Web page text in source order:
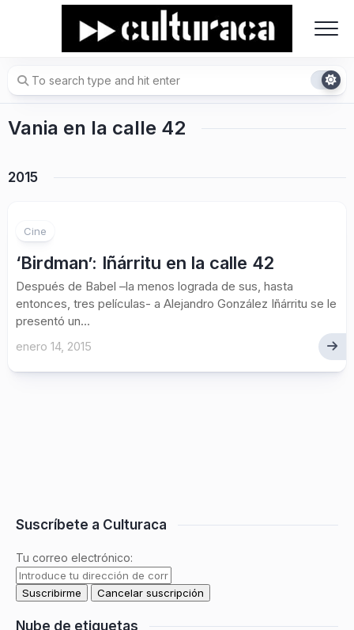
Vania en la calle 42
2015
Cine
‘Birdman’: Iñárritu en la calle 42
Después de Babel –la menos lograda de sus, hasta
entonces, tres películas- a Alejandro González Iñárritu se le
presentó un...
enero 14, 2015
Suscríbete a Culturaca
Tu correo electrónico:
Nube de etiquetas